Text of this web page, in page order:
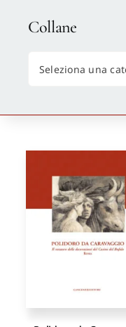
Distribuzione
CONSIP / MEPA /
Proposte di
Newsletter
Collane
Seleziona una